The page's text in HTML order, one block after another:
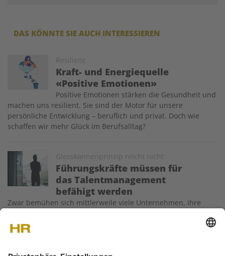
DAS KÖNNTE SIE AUCH INTERESSIEREN
Resilienz
Kraft- und Energiequelle
«Positive Emotionen»
Image
Positive Emotionen stärken die Gesundheit und
machen uns resilient. Sie sind der Motor für unsere
persönliche Entwicklung – beruflich und privat. Doch wie
schaffen wir mehr Glück im Berufsalltag?
Giesskannenprinzip reicht nicht
Führungskräfte müssen für
das Talentmanagement
befähigt werden
Image
Zwar bemühen sich mittlerweile viele Unternehmen, ihre
Doch klaffen Theorie und Praxis oft noch weit auseinander –
nicht zuletzt weil Führungskräfte mit dem Talentmanagement